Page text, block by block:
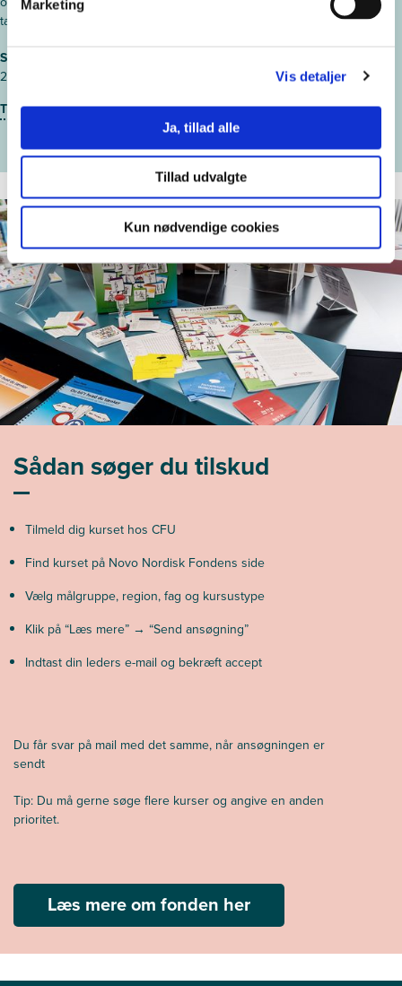
Marketing
Vis detaljer
Ja, tillad alle
Tillad udvalgte
Kun nødvendige cookies
tager afsæt i børnenes nysgerrighed.
Startdato
27. september 2027 - Odense
Tilmeld kursus
Sådan søger du tilskud
Tilmeld dig kurset hos CFU
Find kurset på Novo Nordisk Fondens side
Vælg målgruppe, region, fag og kursustype
Klik på “Læs mere” → “Send ansøgning”
Indtast din leders e-mail og bekræft accept
Du får svar på mail med det samme, når ansøgningen er
sendt
Tip: Du må gerne søge flere kurser og angive en anden
prioritet.
Læs mere om fonden her